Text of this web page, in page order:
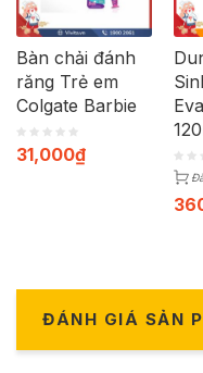
Bàn chải đánh
răng Trẻ em
Colgate Barbie
31,000₫
ĐÁNH GIÁ SẢN